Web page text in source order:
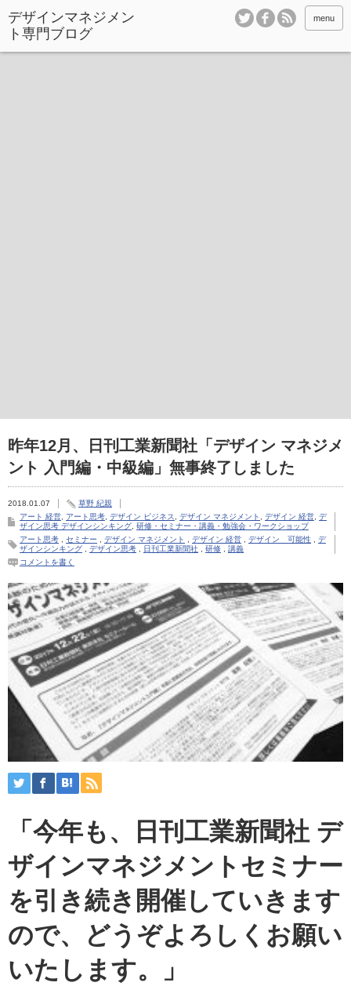
デザインマネジメン
ト専門ブログ
menu
昨年12月、日刊工業新聞社「デザイン マネジメ
ント 入門編・中級編」無事終了しました
2018.01.07
草野 紀親
アート 経営
アート思考 デザイン ビジネス デザイン マネジメント デザイン 経営 デ
ザイン思考 デザインシンキング 研修・セミナー・講義・勉強会・ワークショップ
アート思考
セミナー デザイン マネジメント デザイン 経営 デザイン 可能性
デ
ザインシンキング
デザイン思考 日刊工業新聞社 研修
講義
コメントを書く
「今年も、日刊工業新聞社 デ
ザインマネジメントセミナー
を引き続き開催していきます
ので、どうぞよろしくお願い
いたします。」